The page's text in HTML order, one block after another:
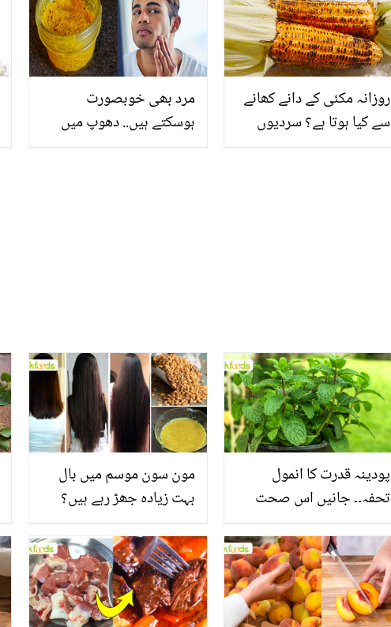
اس کی چند علامات اور
کچھ ایسے کھانے جو اس
میں مفید ہیں
مرد بھی خوبصورت
ہوسکتے ہیں.. دھوپ میں
روزانہ مکئی کے دانے کھانے
سے کیا ہوتا ہے؟ سردیوں
مون سون موسم میں بال
بہت زیادہ جھڑ رہے ہیں؟
بنانے کے چند قدرتی طریقے
پودینہ قدرت کا انمول
تحفہ۔۔ جانیں اس صحت
انگیز طبی فوائد